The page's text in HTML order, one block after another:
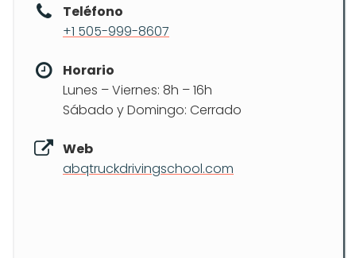
Teléfono
+1 505-999-8607
Horario
Lunes – Viernes: 8h – 16h
Sábado y Domingo: Cerrado
Web
abqtruckdrivingschool.com